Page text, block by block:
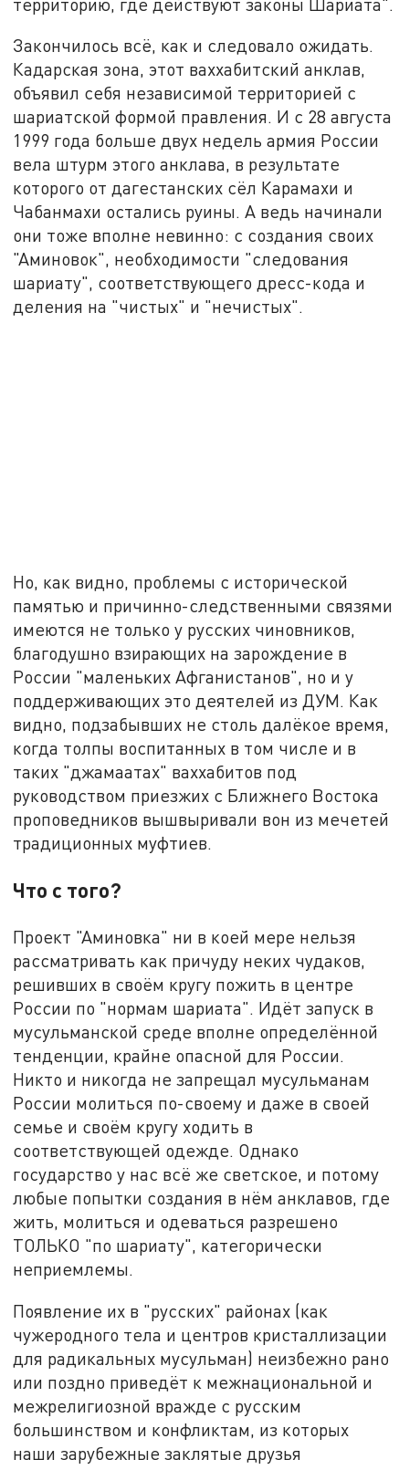
Закончилось всё, как и следовало ожидать.
Кадарская зона, этот ваххабитский анклав,
объявил себя независимой территорией с
шариатской формой правления. И с 28 августа
1999 года больше двух недель армия России
вела штурм этого анклава, в результате
которого от дагестанских сёл Карамахи и
Чабанмахи остались руины. А ведь начинали
они тоже вполне невинно: с создания своих
"Аминовок", необходимости "следования
шариату", соответствующего дресс-кода и
деления на "чистых" и "нечистых".
Но, как видно, проблемы с исторической
памятью и причинно-следственными связями
имеются не только у русских чиновников,
благодушно взирающих на зарождение в
России "маленьких Афганистанов", но и у
поддерживающих это деятелей из ДУМ. Как
видно, подзабывших не столь далёкое время,
когда толпы воспитанных в том числе и в
таких "джамаатах" ваххабитов под
руководством приезжих с Ближнего Востока
проповедников вышвыривали вон из мечетей
традиционных муфтиев.
Что с того?
Проект "Аминовка" ни в коей мере нельзя
рассматривать как причуду неких чудаков,
решивших в своём кругу пожить в центре
России по "нормам шариата". Идёт запуск в
мусульманской среде вполне определённой
тенденции, крайне опасной для России.
Никто и никогда не запрещал мусульманам
России молиться по-своему и даже в своей
семье и своём кругу ходить в
соответствующей одежде. Однако
государство у нас всё же светское, и потому
любые попытки создания в нём анклавов, где
жить, молиться и одеваться разрешено
ТОЛЬКО "по шариату", категорически
неприемлемы.
Появление их в "русских" районах (как
чужеродного тела и центров кристаллизации
для радикальных мусульман) неизбежно рано
или поздно приведёт к межнациональной и
межрелигиозной вражде с русским
большинством и конфликтам, из которых
наши зарубежные заклятые друзья